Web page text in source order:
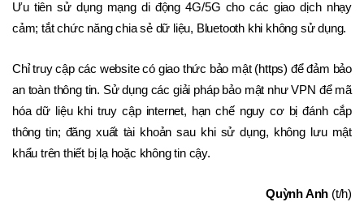
Ưu tiên sử dụng mạng di động 4G/5G cho các giao dịch nhạy
cảm; tắt chức năng chia sẻ dữ liệu, Bluetooth khi không sử dụng.
Chỉ truy cập các website có giao thức bảo mật (https) để đảm bảo
an toàn thông tin. Sử dụng các giải pháp bảo mật như VPN để mã
hóa dữ liệu khi truy cập internet, hạn chế nguy cơ bị đánh cắp
thông tin; đăng xuất tài khoản sau khi sử dụng, không lưu mật
khẩu trên thiết bị lạ hoặc không tin cậy.
Quỳnh Anh (t/h)